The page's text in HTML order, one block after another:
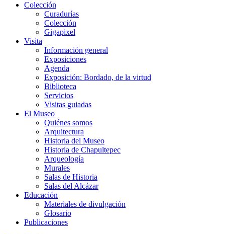
Colección
Curadurías
Colección
Gigapixel
Visita
Información general
Exposiciones
Agenda
Exposición: Bordado, de la virtud
Biblioteca
Servicios
Visitas guiadas
El Museo
Quiénes somos
Arquitectura
Historia del Museo
Historia de Chapultepec
Arqueología
Murales
Salas de Historia
Salas del Alcázar
Educación
Materiales de divulgación
Glosario
Publicaciones